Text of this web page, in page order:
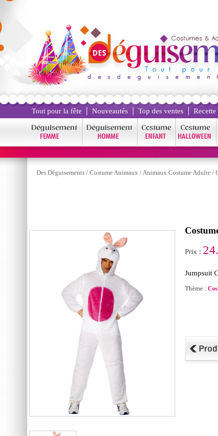
Tout pour la fête Nouveautés Top des ventes
Des Déguisements / Costume Animaux /Animaux Costume Adulte /
Prix :
Jumpsuit
Thème :